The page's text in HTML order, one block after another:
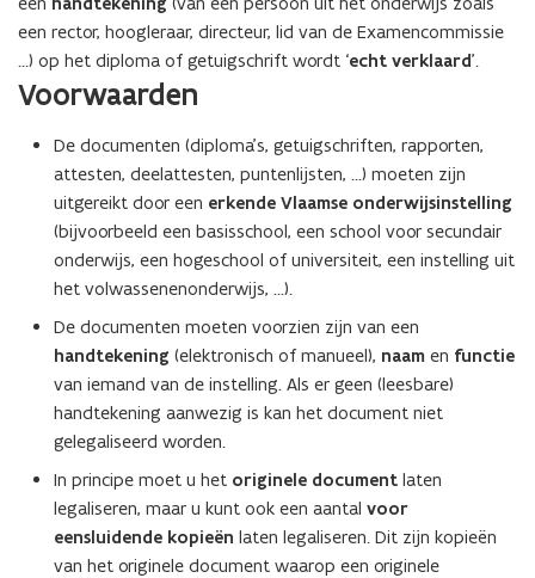
e
n
s
t
een rector, hoogleraar, directeur, lid van de Examencommissie
...) op het diploma of getuigschrift wordt ‘echt verklaard’.
Voorwaarden
De documenten (diploma’s, getuigschriften, rapporten,
attesten, deelattesten, puntenlijsten, ...) moeten zijn
uitgereikt door een erkende Vlaamse onderwijsinstelling
(bijvoorbeeld een basisschool, een school voor secundair
onderwijs, een hogeschool of universiteit, een instelling uit
het volwassenenonderwijs, ...).
De documenten moeten voorzien zijn van een
handtekening (elektronisch of manueel), naam en functie
van iemand van de instelling. Als er geen (leesbare)
handtekening aanwezig is kan het document niet
gelegaliseerd worden.
In principe moet u het originele document laten
legaliseren, maar u kunt ook een aantal voor
eensluidende kopieën laten legaliseren. Dit zijn kopieën
van het originele document waarop een originele